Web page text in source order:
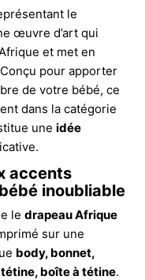
le
œuvre d’art qui
et met en
pour apporter
de votre bébé, ce
dans la catégorie
une idée
accents
inoubliable
le drapeau Afrique
sur une
body, bonnet,
boîte à tétine.